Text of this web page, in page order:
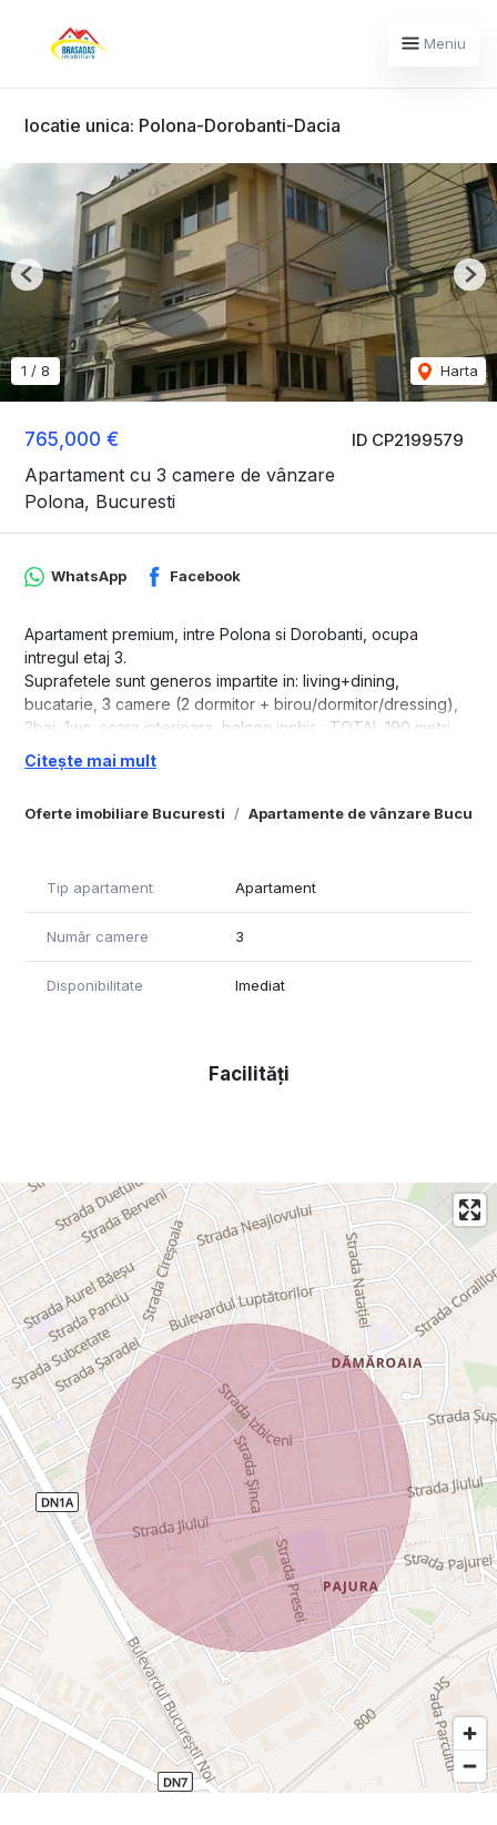
Meniu
locatie unica: Polona-Dorobanti-Dacia
ID CP2199579
765,000 €
Apartament cu 3 camere de vânzare
Polona, Bucuresti
1 / 8 Harta
Previous
Oferte imobiliare Bucuresti Apartamente de vânzare
WhatsApp Facebook
Apartament premium, intre Polona si Dorobanti, ocupa
intregul etaj 3.
Suprafetele sunt generos impartite in: living+dining,
bucatarie, 3 camere (2 dormitor + birou/dormitor/dressing),
2bai, 1wc, scara interioara, balcon inchis : TOTAL 190 metri
utili si 60 metri terasa dreptunghiulara cu iesire din bucatarie
si living, dispune de GARAJ si spatii de depozitare subsol.
Este foarte apreciat de persoane care cauta intimitate in
Citește mai mult
Tip apartament Apartament
Număr camere 3
Disponibilitate Imediat
Facilități